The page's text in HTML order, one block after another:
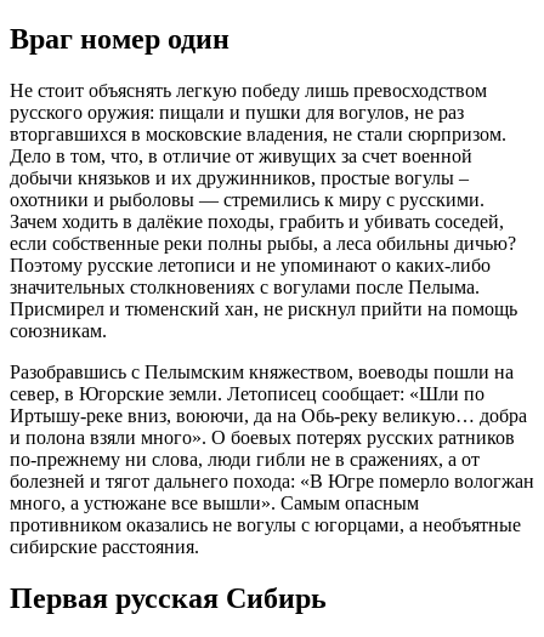
Враг номер один
Не стоит объяснять легкую победу лишь превосходством
русского оружия: пищали и пушки для вогулов, не раз
вторгавшихся в московские владения, не стали сюрпризом.
Дело в том, что, в отличие от живущих за счет военной
добычи князьков и их дружинников, простые вогулы –
охотники и рыболовы — стремились к миру с русскими.
Зачем ходить в далёкие походы, грабить и убивать соседей,
если собственные реки полны рыбы, а леса обильны дичью?
Поэтому русские летописи и не упоминают о каких-либо
значительных столкновениях с вогулами после Пелыма.
Присмирел и тюменский хан, не рискнул прийти на помощь
союзникам.
Разобравшись с Пелымским княжеством, воеводы пошли на
север, в Югорские земли. Летописец сообщает: «Шли по
Иртышу-реке вниз, воюючи, да на Обь-реку великую… добра
и полона взяли много». О боевых потерях русских ратников
по-прежнему ни слова, люди гибли не в сражениях, а от
болезней и тягот дальнего похода: «В Югре померло вологжан
много, а устюжане все вышли». Самым опасным
противником оказались не вогулы с югорцами, а необъятные
сибирские расстояния.
Первая русская Сибирь